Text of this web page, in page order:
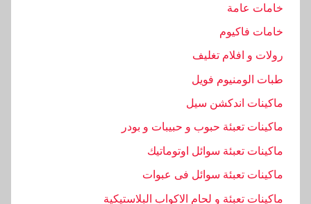
د
ي
ث
ا
ل
ص
ا
ع
خامات عامة
خامات فاكيوم
رولات و افلام تغليف
طبات الومنيوم فويل
ماكينات اندكشن سيل
ماكينات تعبئة حبوب و حبيبات و بودر
ماكينات تعبئة سوائل اوتوماتيك
ماكينات تعبئة سوائل فى عبوات
ماكينات تعبئة و لحام الاكواب البلاستيكية